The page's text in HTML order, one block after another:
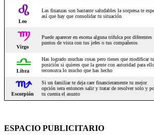
ESPACIO PUBLICITARIO